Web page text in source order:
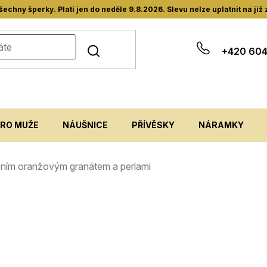
šperky. Platí jen do neděle 9.8.2026. Slevu nelze uplatnit na
+420
MUŽE NÁUŠNICE PŘÍVĚSKY NÁRAMKY
oranžovým granátem a perlami